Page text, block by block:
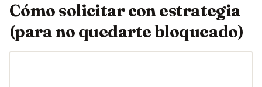
Cómo solicitar con estrategia
(para no quedarte bloqueado)